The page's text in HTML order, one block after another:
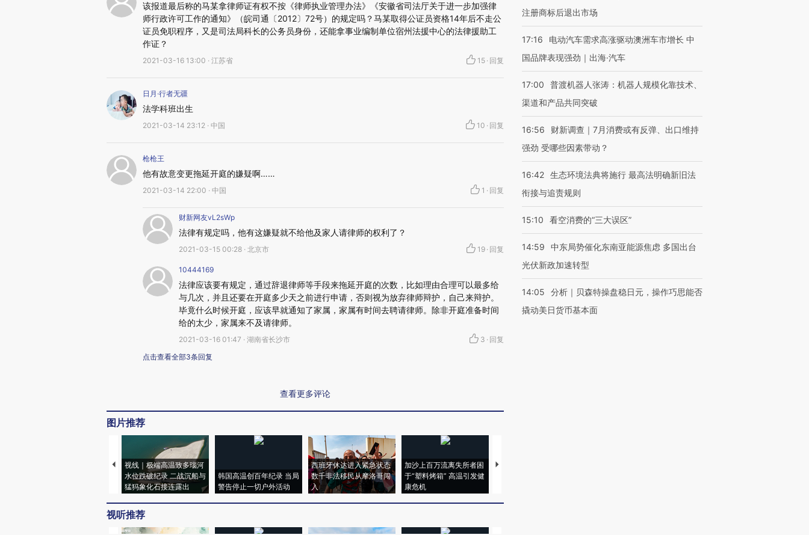
该报道最后称的马某拿律师证有权不按《律师执业管理办法》《安徽省司法厅关于进一步加强律
师行政许可工作的通知》（皖司通〔2012〕72号）的规定吗？马某取得公证员资格14年后不走公
证员免职程序，又是司法局科长的公务员身份，还能拿事业编制单位宿州法援中心的法律援助工
作证？
2021-03-16 13:00 · 江苏省 15 · 回复
日月·行者无疆
法学科班出生
2021-03-14 23:12 · 中国 10 · 回复
枪枪王
他有故意变更拖延开庭的嫌疑啊……
2021-03-14 22:00 · 中国 1 · 回复
财新网友vL2sWp
法律有规定吗，他有这嫌疑就不给他及家人请律师的权利了？
2021-03-15 00:28 · 北京市 19 · 回复
10444169
法律应该要有规定，通过辞退律师等手段来拖延开庭的次数，比如理由合理可以最多给
与几次，并且还要在开庭多少天之前进行申请，否则视为放弃律师辩护，自己来辩护。
毕竟什么时候开庭，应该早就通知了家属，家属有时间去聘请律师。除非开庭准备时间
给的太少，家属来不及请律师。
2021-03-16 01:47 · 湖南省长沙市 3 · 回复
点击查看全部3条回复
查看更多评论
图片推荐
视线｜极端高温致多瑙河
水位跌破纪录 二战沉船与
猛犸象化石接连露出
韩国高温创百年纪录 当局
警告停止一切户外活动
西班牙休达进入紧急状态
数千非法移民从摩洛哥闯
入
加沙上百万流离失所者困
于“塑料烤箱” 高温引发健
康危机
视线｜HYROX的吸金
视听推荐
注册商标后退出市场
17:16
电动汽车需求高涨驱动澳洲车市增长 中
国品牌表现强劲｜出海·汽车
17:00
普渡机器人张涛：机器人规模化靠技术、
渠道和产品共同突破
16:56
财新调查｜7月消费或有反弹、出口维持
强劲 受哪些因素带动？
16:42 生态环境法典将施行 最高法明确新旧法
衔接与追责规则
15:10 看空消费的“三大误区”
14:59
中东局势催化东南亚能源焦虑 多国出台
光伏新政加速转型
14:05
分析｜贝森特操盘稳日元，操作巧思能否
撬动美日货币基本面